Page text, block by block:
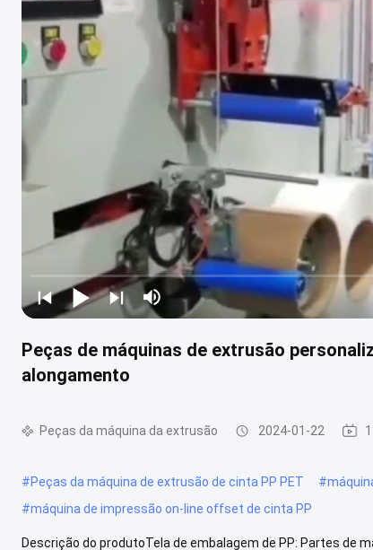
Peças de máquinas de extrusão
alongamento
Peças da máquina da extrusão 2024-01-22
#Peças da máquina de extrusão de cinta PP PET #
#máquina de impressão on-line offset de cinta PP
Descrição do produtoTela de embalagem de PP: Partes de